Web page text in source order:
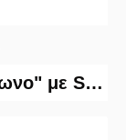
Επίχρυσο Μπρελόκ "Μικρόφωνο" με Swarovski